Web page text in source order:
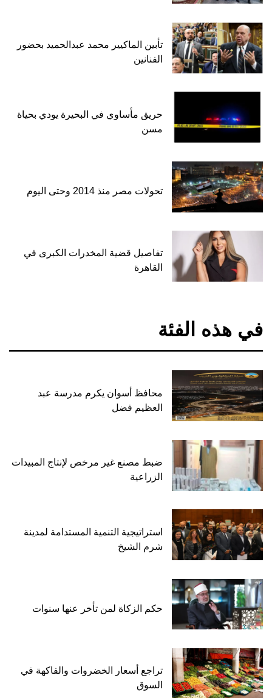
تأبين الماكيير محمد عبدالحميد بحضور
الفنانين
حريق مأساوي في البحيرة يودي بحياة
مسن
تحولات مصر منذ 2014 وحتى اليوم
تفاصيل قضية المخدرات الكبرى في
القاهرة
في هذه الفئة
محافظ أسوان يكرم مدرسة عبد
العظيم فضل
ضبط مصنع غير مرخص لإنتاج المبيدات
الزراعية
استراتيجية التنمية المستدامة لمدينة
شرم الشيخ
حكم الزكاة لمن تأخر عنها سنوات
تراجع أسعار الخضروات والفاكهة في
السوق